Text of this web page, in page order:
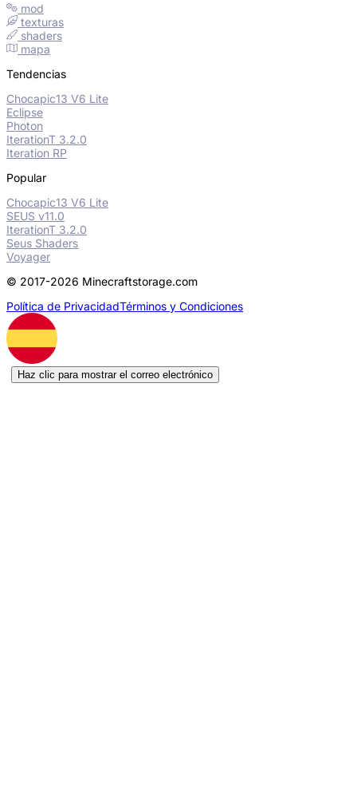
mod
texturas
shaders
mapa
Tendencias
Chocapic13 V6 Lite
Eclipse
Photon
IterationT 3.2.0
Iteration RP
Popular
Chocapic13 V6 Lite
SEUS v11.0
IterationT 3.2.0
Seus Shaders
Voyager
© 2017-2026 Minecraftstorage.com
Política de PrivacidadTérminos y Condiciones
Haz clic para mostrar el correo electrónico